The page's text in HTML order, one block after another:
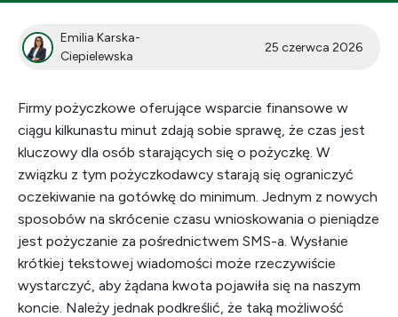
Emilia Karska-
Ciepielewska
25 czerwca 2026
Firmy pożyczkowe oferujące wsparcie finansowe w
ciągu kilkunastu minut zdają sobie sprawę, że czas jest
kluczowy dla osób starających się o pożyczkę. W
związku z tym pożyczkodawcy starają się ograniczyć
oczekiwanie na gotówkę do minimum. Jednym z nowych
sposobów na skrócenie czasu wnioskowania o pieniądze
jest pożyczanie za pośrednictwem SMS-a. Wysłanie
krótkiej tekstowej wiadomości może rzeczywiście
wystarczyć, aby żądana kwota pojawiła się na naszym
koncie. Należy jednak podkreślić, że taką możliwość